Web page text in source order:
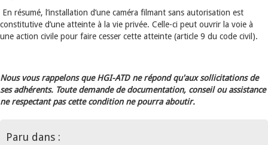
En résumé, l’installation d’une caméra filmant sans autorisation est
constitutive d’une atteinte à la vie privée. Celle-ci peut ouvrir la voie à
une action civile pour faire cesser cette atteinte (article 9 du code civil).
Nous vous rappelons que HGI-ATD ne répond qu'aux sollicitations de
ses adhérents. Toute demande de documentation, conseil ou assistance
ne respectant pas cette condition ne pourra aboutir.
Paru dans :